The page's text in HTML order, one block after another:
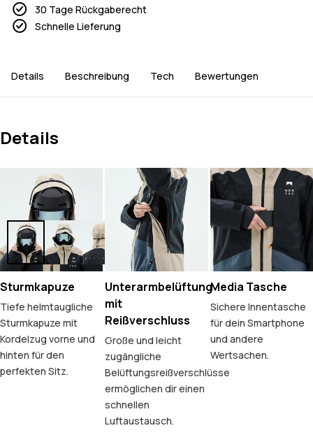
30 Tage Rückgaberecht
Schnelle Lieferung
Details Beschreibung Tech Bewertungen
Details
Sturmkapuze
Tiefe helmtaugliche
Sturmkapuze mit
Kordelzug vorne und
hinten für den
perfekten Sitz.
Unterarmbelüftung
mit
Reißverschluss
Große und leicht
zugängliche
Belüftungsreißverschlüsse
ermöglichen dir einen
schnellen
Luftaustausch.
Media Tasche
Sichere Innentasche
für dein Smartphone
und andere
Wertsachen.